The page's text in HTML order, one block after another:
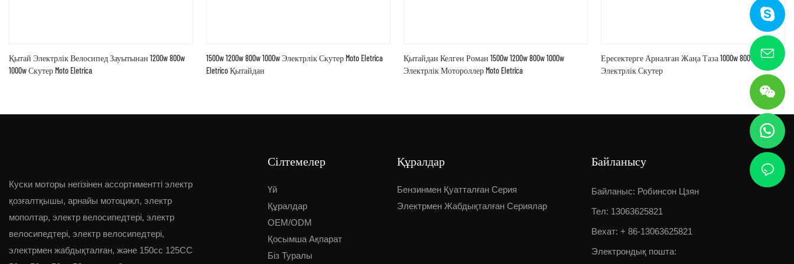
Қытай Электрлік Велосипед Зауытынан 1200w 800w
1000w Скутер Moto Eletrica
1500w 1200w 800w 1000w Электрлік Скутер Moto Eletrica
Eletrico Қытайдан
Қытайдан Келген Роман 1500w 1200w 800w 1000w
Электрлік Мотороллер Moto Eletrica
Ересектерге Арналған Жаңа Таза 1000w 800w Таза
Электрлік Скутер
Куски моторы негізінен ассортиментті электр
қозғалтқышы, арнайы мотоцикл, электр
мополтар, электр велосипедтері, электр
велосипедтері, электр велосипедтері,
электрмен жабдықталған, және 150cc 125CC
Сілтемелер
Үй
Құралдар
OEM/ODM
Қосымша Ақпарат
Біз Туралы
Құралдар
Бензинмен Қуатталған Серия
Электрмен Жабдықталған Сериялар
Байланысу
Байланыс: Робинсон Цзян
Тел: 13063625821
Вехат: + 86-13063625821
Электрондық пошта: